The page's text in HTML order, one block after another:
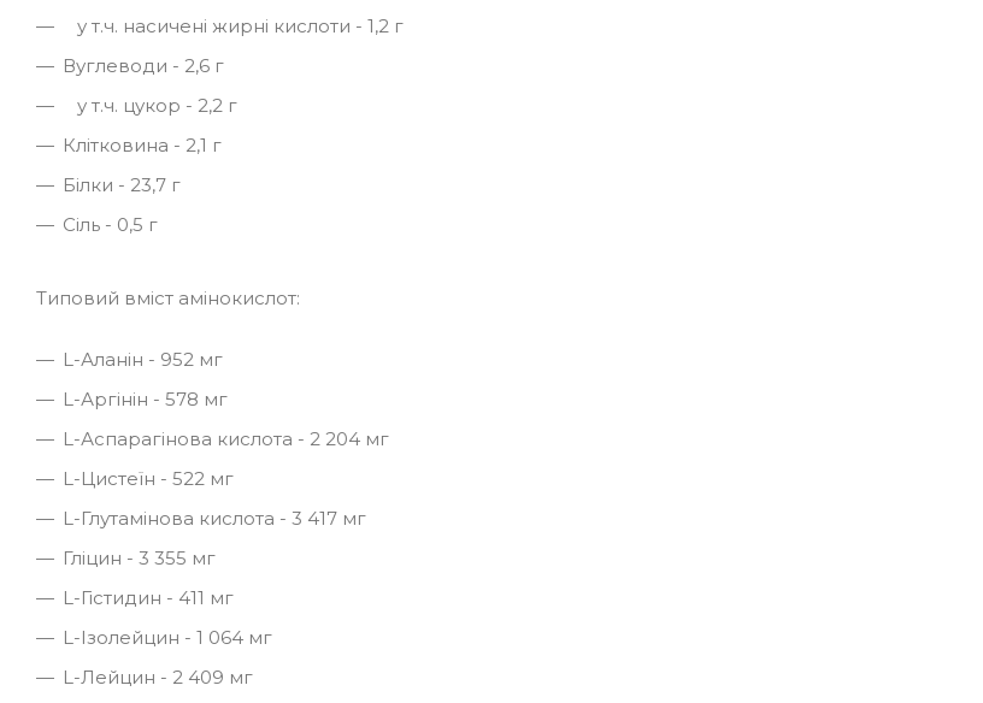
у т.ч. насичені жирні кислоти - 1,2 г
Вуглеводи - 2,6 г
у т.ч. цукор - 2,2 г
Клітковина - 2,1 г
Білки - 23,7 г
Сіль - 0,5 г
Типовий вміст амінокислот:
L-Аланін - 952 мг
L-Аргінін - 578 мг
L-Аспарагінова кислота - 2 204 мг
L-Цистеїн - 522 мг
L-Глутамінова кислота - 3 417 мг
Гліцин - 3 355 мг
L-Гістидин - 411 мг
L-Ізолейцин - 1 064 мг
L-Лейцин - 2 409 мг